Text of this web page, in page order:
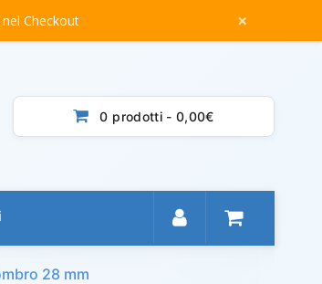
Checkout ×
0 prodotti - 0,00€
28 mm